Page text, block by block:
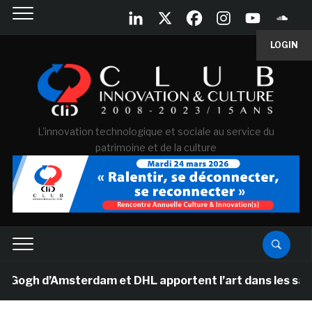
LOGIN
L'innovation technologique et sociale au service du
patrimoine et de la culture
d’Amsterdam et DHL apportent l’art dans les